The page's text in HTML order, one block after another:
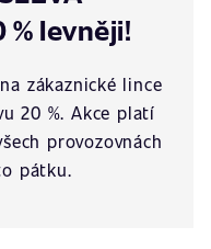
levněji!
zákaznické lince
20 %. Akce platí
provozovnách
pátku.